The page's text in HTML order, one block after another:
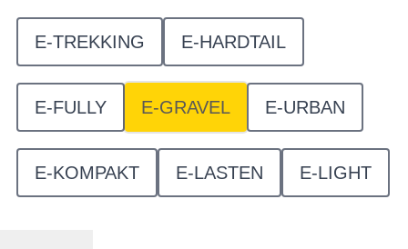
E-TREKKING E-HARDTAIL
E-FULLY E-GRAVEL E-URBAN
E-KOMPAKT E-LASTEN E-LIGHT